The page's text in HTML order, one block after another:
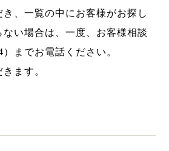
、一覧の中にお客様がお探し
い場合は、一度、お客様相談
までお電話ください。
ます。